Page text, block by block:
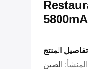
تفاصيل المنتج
الصين